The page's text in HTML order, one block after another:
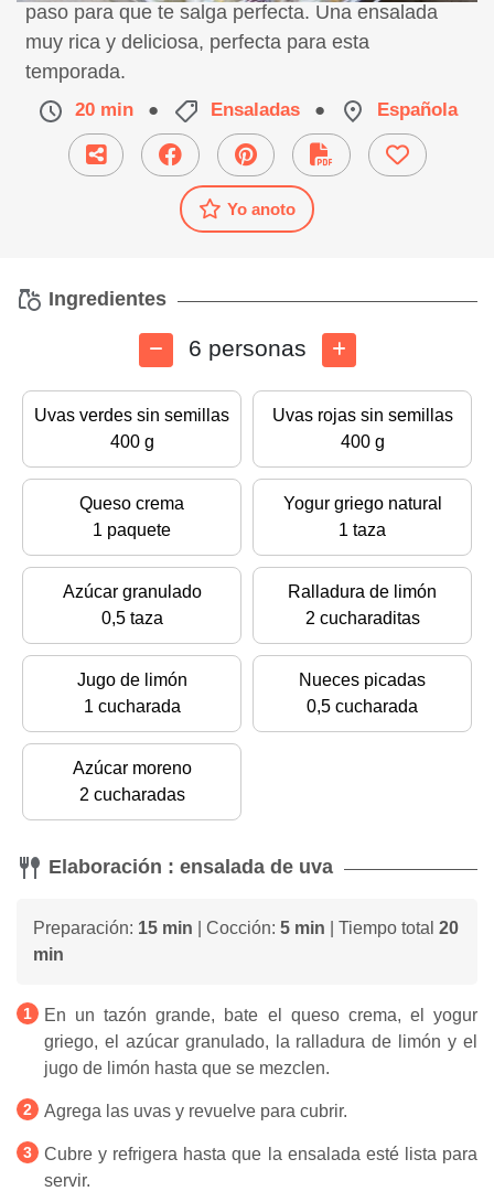
paso para que te salga perfecta. Una ensalada
muy rica y deliciosa, perfecta para esta
temporada.
20 min ● Ensaladas ● Española
Yo anoto
Ingredientes
6 personas
Uvas verdes sin semillas
400 g
Uvas rojas sin semillas
400 g
Queso crema
1 paquete
Yogur griego natural
1 taza
Azúcar granulado
0,5 taza
Ralladura de limón
2 cucharaditas
Jugo de limón
1 cucharada
Nueces picadas
0,5 cucharada
Azúcar moreno
2 cucharadas
Elaboración : ensalada de uva
Preparación: 15 min | Cocción: 5 min | Tiempo total 20
min
En un tazón grande, bate el queso crema, el yogur
griego, el azúcar granulado, la ralladura de limón y el
jugo de limón hasta que se mezclen.
Agrega las uvas y revuelve para cubrir.
Cubre y refrigera hasta que la ensalada esté lista para
servir.